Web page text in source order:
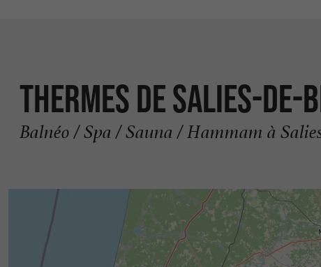
Thermes de Salies-de-
Balnéo / Spa / Sauna / Hammam à